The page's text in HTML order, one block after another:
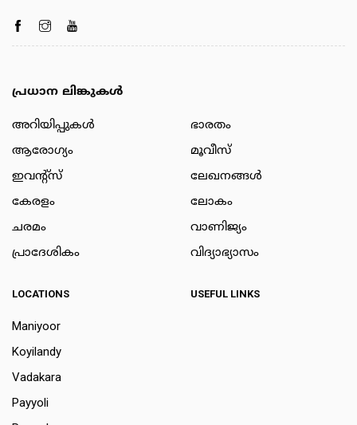
പ്രധാന ലിങ്കുകൾ
അറിയിപ്പുകള്‍
ആരോഗ്യം
ഇവന്റ്സ്
കേരളം
ചരമം
പ്രാദേശികം
ഭാരതം
മൂവീസ്
ലേഖനങ്ങള്‍
ലോകം
വാണിജ്യം
വിദ്യാഭ്യാസം
LOCATIONS
Maniyoor
Koyilandy
Vadakara
Payyoli
USEFUL LINKS